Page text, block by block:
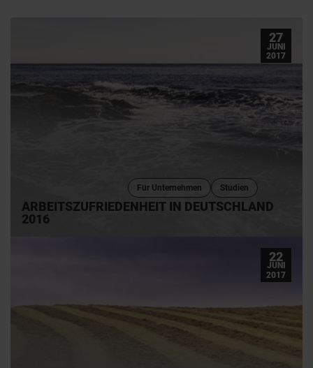
Studien
Für Unternehmen
ARBEITSZUFRIEDENHEIT IN DEUTSCHLAND
2016
27
JUNI
2017
22
JUNI
2017